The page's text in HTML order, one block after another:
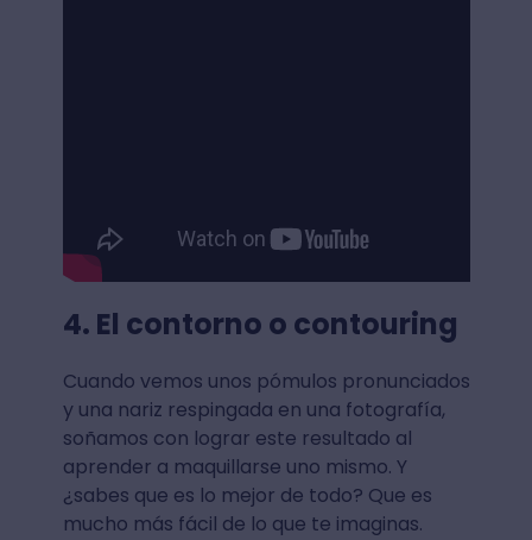
4. El contorno o contouring
Cuando vemos unos pómulos pronunciados
y una nariz respingada en una fotografía,
soñamos con lograr este resultado al
aprender a maquillarse uno mismo. Y
¿sabes que es lo mejor de todo? Que es
mucho más fácil de lo que te imaginas.